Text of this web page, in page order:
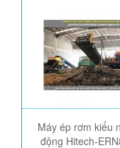
Máy ép rơm kiểu
động Hitech-